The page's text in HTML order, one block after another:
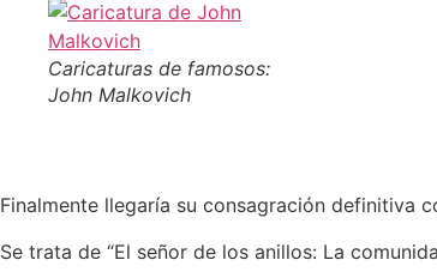
Caricaturas de famosos:
John Malkovich
Finalmente llegaría su consagración definitiva
Se trata de “El señor de los anillos: La